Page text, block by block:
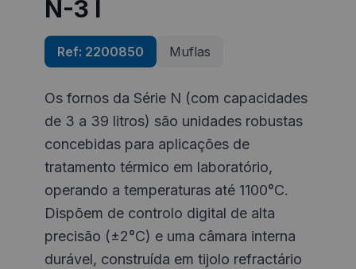
N-3 l
Ref: 2200850 Muflas
Os fornos da Série N (com capacidades
de 3 a 39 litros) são unidades robustas
concebidas para aplicações de
tratamento térmico em laboratório,
operando a temperaturas até 1100°C.
Dispõem de controlo digital de alta
precisão (±2°C) e uma câmara interna
durável, construída em tijolo refractário